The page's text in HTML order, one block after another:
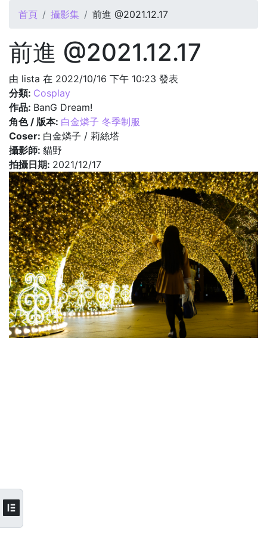
您在這裡
首頁 攝影集 前進 @2021.12.17
前進 @2021.12.17
由 lista 在 2022/10/16 下午 10:23 發表
分類: Cosplay
作品: BanG Dream!
角色 / 版本: 白金燐子 冬季制服
Coser: 白金燐子 / 莉絲塔
攝影師: 貓野
拍攝日期: 2021/12/17